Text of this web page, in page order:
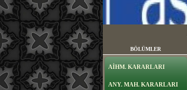
BÖLÜMLER
AİHM. KARARLARI
ANY. MAH. KARARLARI